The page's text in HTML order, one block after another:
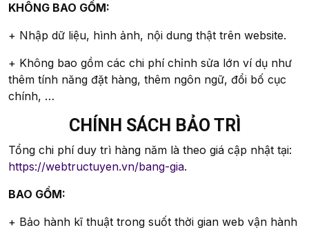
KHÔNG BAO GỒM:
+ Nhập dữ liệu, hình ảnh, nội dung thật trên website.
+ Không bao gồm các chi phí chỉnh sửa lớn ví dụ như
thêm tính năng đặt hàng, thêm ngôn ngữ, đổi bố cục
chính, …
CHÍNH SÁCH BẢO TRÌ
Tổng chi phí duy trì hàng năm là theo giá cập nhật tại:
https://webtructuyen.vn/bang-gia.
BAO GỒM:
+ Bảo hành kĩ thuật trong suốt thời gian web vận hành